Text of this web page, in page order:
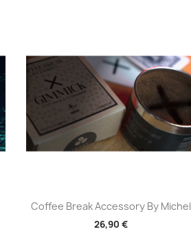
Aperçu rapide
Coffee Break Accessory By Michel
26,90 €